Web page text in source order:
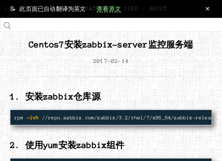
< HOME/CATEGORY/ FEED /ABOUT
Centos7安装zabbix-server监控服务端
2017-02-14
1. 安装zabbix仓库源
rpm -ivh
2. 使用yum安装zabbix组件
📝 此页面已自动翻译为英文 ·查看原文 ×